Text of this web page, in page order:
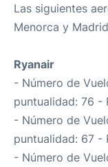
Las siguientes
Menorca y
Ryanair
- Número de
puntualidad: 76 -
- Número de
puntualidad: 67 -
- Número de